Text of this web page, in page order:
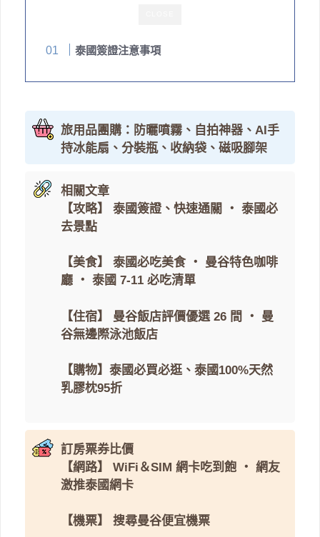
泰國簽證注意事項
旅用品團購：防曬噴霧、自拍神器、AI手
持冰能扇、分裝瓶、收納袋、磁吸腳架
相關文章
【攻略】
泰國簽證、快速通關 ・ 泰國必
去景點
【美食】 泰國必吃美食・ 曼谷特色咖啡
廳 ・ 泰國 7-11 必吃清單
【住宿】 曼谷飯店評價優選 26 間 ・ 曼
谷無邊際泳池飯店
【購物】 泰國必買必逛、 泰國100%天然
乳膠枕95折
訂房票券比價
【網路】
WiFi＆SIM 網卡吃到飽 ・ 網友
激推泰國網卡
【機票】 搜尋曼谷便宜機票